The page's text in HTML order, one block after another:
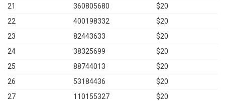
21
360805680
$20
22
400198332
$20
23
82443633
$20
24
38325699
$20
25
88744013
$20
26
53184436
$20
27
110155327
$20